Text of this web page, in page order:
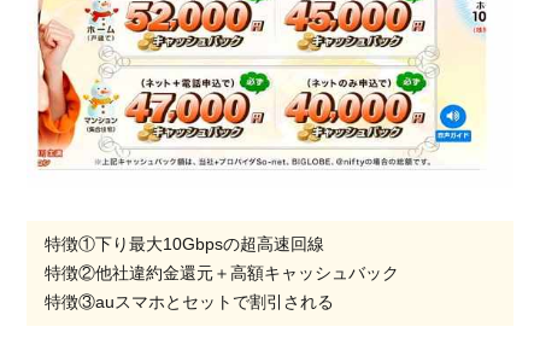
特徴①下り最大10Gbpsの超高速回線
特徴②他社違約金還元＋高額キャッシュバック
特徴③auスマホとセットで割引される